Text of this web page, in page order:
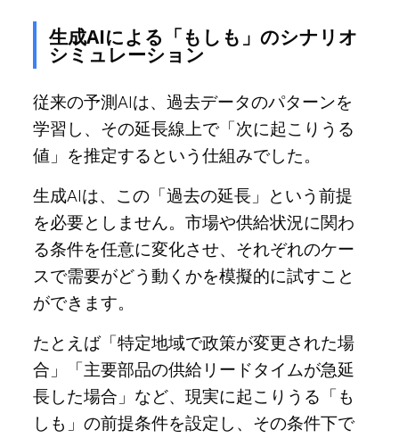
生成AIによる「もしも」のシナリオ
シミュレーション
従来の予測AIは、過去データのパターンを
学習し、その延長線上で「次に起こりうる
値」を推定するという仕組みでした。
生成AIは、この「過去の延長」という前提
を必要としません。市場や供給状況に関わ
る条件を任意に変化させ、それぞれのケー
スで需要がどう動くかを模擬的に試すこと
ができます。
たとえば「特定地域で政策が変更された場
合」「主要部品の供給リードタイムが急延
長した場合」など、現実に起こりうる「も
しも」の前提条件を設定し、その条件下で